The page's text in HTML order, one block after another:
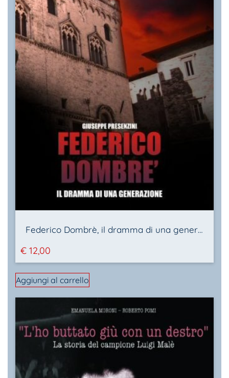
Federico Dombrè, il dramma di una generazione
€ 12,00
Aggiungi al carrello